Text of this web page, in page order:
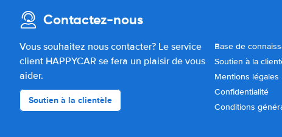
Contactez-nous
Vous souhaitez nous contacter? Le service
client HAPPYCAR se fera un plaisir de vous
aider.
Soutien à la clientèle
Base de
Soutien à la
Mentions légales
Confidentialité
Conditions